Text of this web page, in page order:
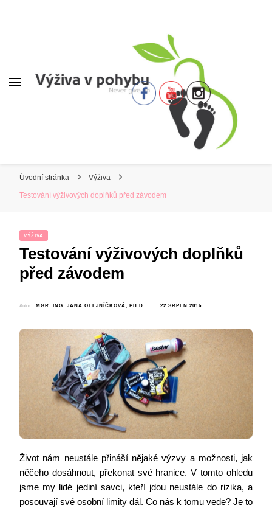
Úvodní stránka Výživa
Testování výživových doplňků před závodem
VÝŽIVA
Testování výživových doplňků
před závodem
Autor: MGR. ING. JANA OLEJNÍČKOVÁ, PH.D. 22.SRPEN.2016
Život nám neustále přináší nějaké výzvy a možnosti, jak
něčeho dosáhnout, překonat své hranice. V tomto ohledu
jsme my lidé jediní savci, kteří jdou neustále do rizika, a
posouvají své osobní limity dál. Co nás k tomu vede? Je to